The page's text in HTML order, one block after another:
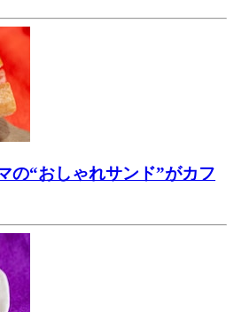
の“おしゃれサンド”がカフ